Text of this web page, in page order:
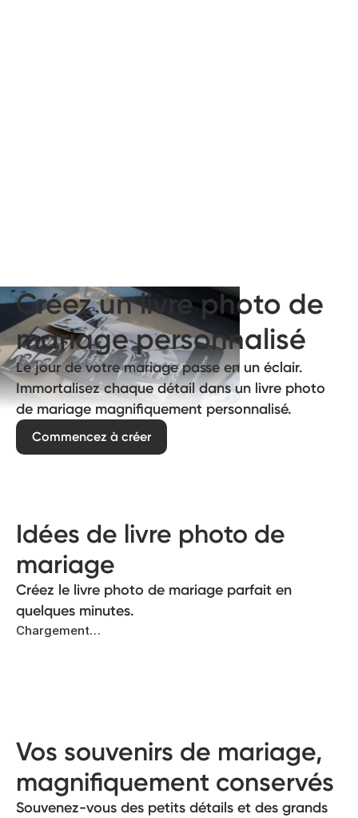
Créez un livre photo de
mariage personnalisé
Le jour de votre mariage passe en un éclair.
Immortalisez chaque détail dans un livre photo
de mariage magnifiquement personnalisé.
Commencez à créer
Idées de livre photo de
mariage
Créez le livre photo de mariage parfait en
quelques minutes.
Chargement…
Vos souvenirs de mariage,
magnifiquement conservés
Souvenez-vous des petits détails et des grands